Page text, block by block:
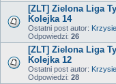
[ZLT] Zielona Liga
Kolejka 14
Ostatni post autor:
Odpowiedzi: 26
[ZLT] Zielona Liga
Kolejka 12
Ostatni post autor:
Odpowiedzi: 28